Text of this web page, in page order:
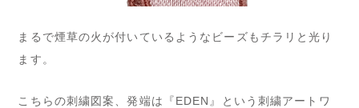
まるで煙草の火が付いているようなビーズもチラリと光り
ます。
こちらの刺繍図案、発端は『EDEN』という刺繍アートワ